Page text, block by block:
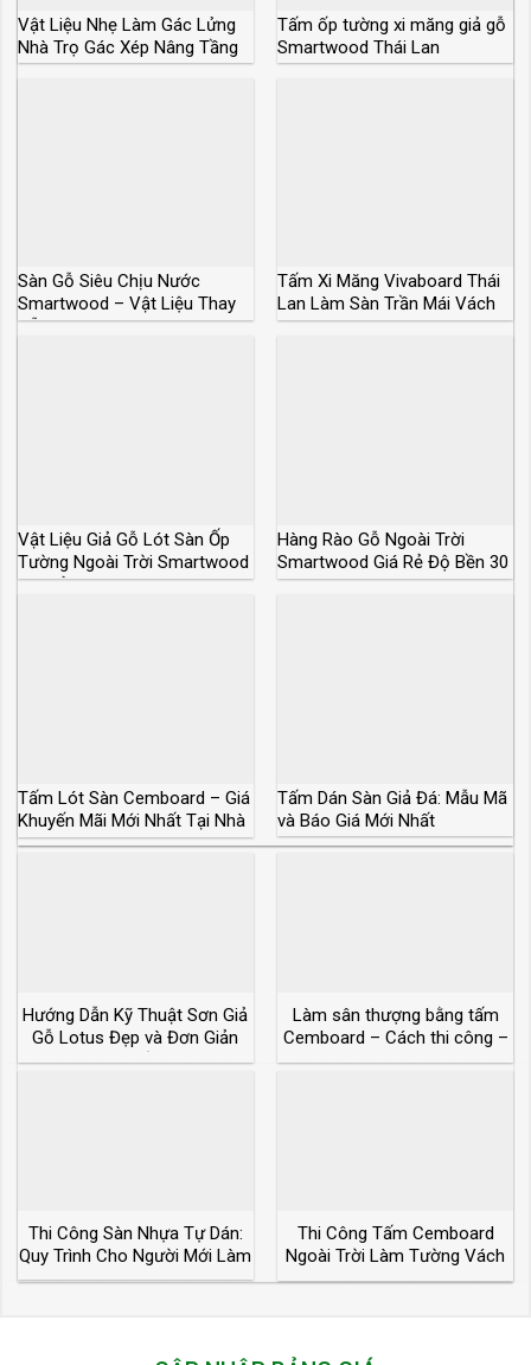
Vật Liệu Nhẹ Làm Gác Lửng
Nhà Trọ Gác Xép Nâng Tầng
Tấm ốp tường xi măng giả gỗ
Smartwood Thái Lan
Sàn Gỗ Siêu Chịu Nước
Smartwood – Vật Liệu Thay
Gỗ Tự Nhiên
Tấm Xi Măng Vivaboard Thái
Lan Làm Sàn Trần Mái Vách
Ngăn
Vật Liệu Giả Gỗ Lót Sàn Ốp
Tường Ngoài Trời Smartwood
Giá Rẻ
Hàng Rào Gỗ Ngoài Trời
Smartwood Giá Rẻ Độ Bền 30
Năm
Tấm Lót Sàn Cemboard – Giá
Khuyến Mãi Mới Nhất Tại Nhà
Xanh
Tấm Dán Sàn Giả Đá: Mẫu Mã
và Báo Giá Mới Nhất
Hướng Dẫn Kỹ Thuật Sơn Giả
Gỗ Lotus Đẹp và Đơn Giản
Nhất
Làm sân thượng bằng tấm
Cemboard – Cách thi công –
Chi phí?
Thi Công Sàn Nhựa Tự Dán:
Quy Trình Cho Người Mới Làm
Thi Công Tấm Cemboard
Ngoài Trời Làm Tường Vách
Lót Sàn Lợp Mái